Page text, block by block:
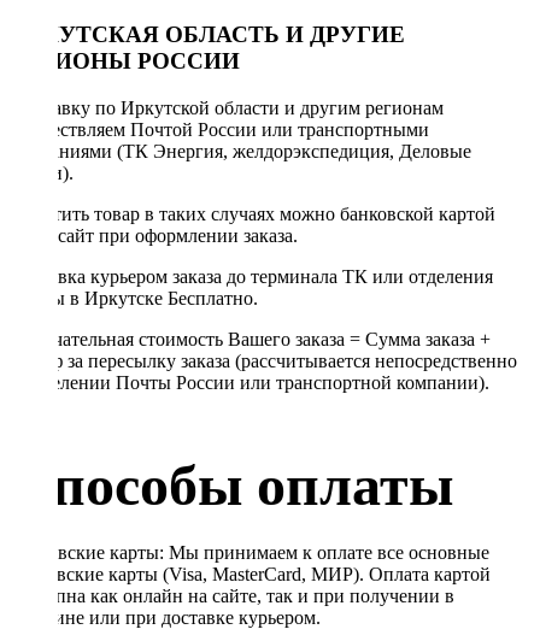
ИРКУТСКАЯ ОБЛАСТЬ И ДРУГИЕ
РЕГИОНЫ РОССИИ
Отправку по Иркутской области и другим регионам
осуществляем Почтой России или транспортными
компаниями (ТК Энергия, желдорэкспедиция, Деловые
линии).
Оплатить товар в таких случаях можно банковской картой
через сайт при оформлении заказа.
Доставка курьером заказа до терминала ТК или отделения
Почты в Иркутске Бесплатно.
Окончательная стоимость Вашего заказа = Сумма заказа +
Тариф за пересылку заказа (рассчитывается непосредственно
в отделении Почты России или транспортной компании).
Способы оплаты
Банковские карты: Мы принимаем к оплате все основные
банковские карты (Visa, MasterCard, МИР). Оплата картой
доступна как онлайн на сайте, так и при получении в
магазине или при доставке курьером.